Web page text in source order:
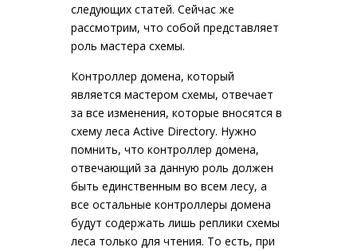
следующих статей. Сейчас же
рассмотрим, что собой представляет
роль мастера схемы.
Контроллер домена, который
является мастером схемы, отвечает
за все изменения, которые вносятся в
схему леса Active Directory. Нужно
помнить, что контроллер домена,
отвечающий за данную роль должен
быть единственным во всем лесу, а
все остальные контроллеры домена
будут содержать лишь реплики схемы
леса только для чтения. То есть, при